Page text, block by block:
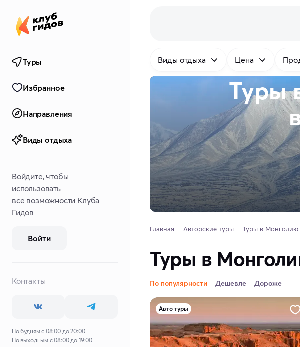
Туры
Избранное
Направления
Виды отдыха
Войдите, чтобы
использовать
все возможности Клуба
Гидов
Войти
Контакты
По будням с 08:00 до 20:00
По выходным с 08:00 до 19:00
Виды отдыха Цена
Туры
Главная Авторские туры Туры в Монголию
Туры в
По популярности Дешевле Дороже
Авто туры